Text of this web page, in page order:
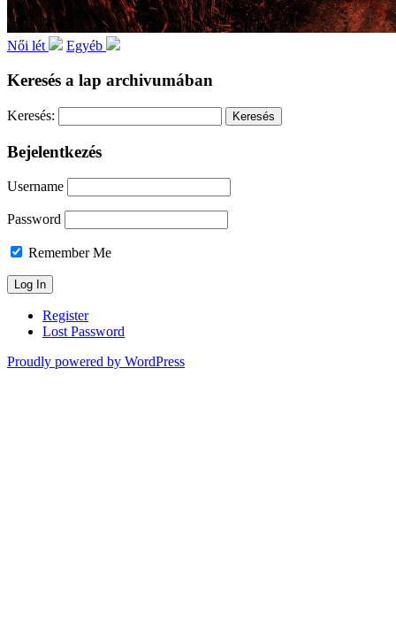
Női lét Egyéb
Keresés a lap archivumában
Keresés:
Bejelentkezés
Username
Password
Remember Me
Register
Lost Password
Proudly powered by WordPress